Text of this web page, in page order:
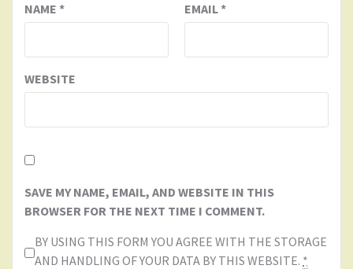
NAME * EMAIL*
WEBSITE
SAVE MY NAME, EMAIL, AND WEBSITE IN THIS
BROWSER FOR THE NEXT TIME I COMMENT.
BY USING THIS FORM YOU AGREE WITH THE STORAGE
AND HANDLING OF YOUR DATA BY THIS WEBSITE. *